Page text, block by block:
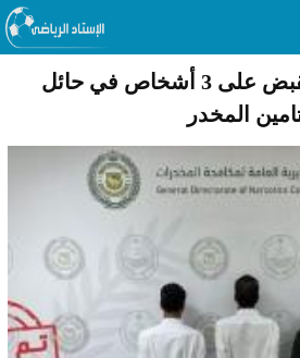
مكافحة المخدرات تقبض على 3 أشخاص في حائل
المخدر